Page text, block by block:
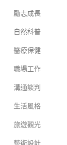
勵志成長
自然科普
醫療保健
職場工作
溝通談判
生活風格
旅遊觀光
藝術設計